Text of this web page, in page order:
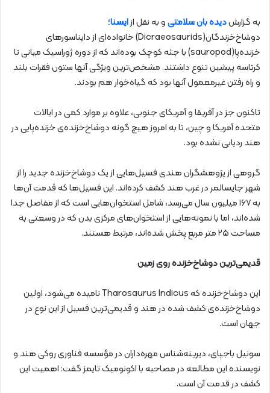
به گزارشدیده بان سلامتیو به نقل ازایسنا؛
دوشاخ‌خزندگان(Dicraeosaurids) خانواده‌ای از دایناسورهای
خزنده‌پا(sauropod) با جثه کوچک بوده‌اند که از دوره ژوراسیک میانی تا
کرتاسه پیشین تنوع داشتند. مشخص‌ترین ویژگی آنها ستون فقرات بلند
و راه رفتن غیرمعمول آنها بود که گیاه‌خوار هم بودند.
تاکنون جز در آفریقا و آمریکای جنوبی، علاوه بر موارد کمی در ایالات
متحده آمریکا و چین، تا به امروز هیچ گونه دوشاخ‌خزنده‌ی خزنده‌پایی در
هند ردیابی نشده بود.
گروهی از پژوهشگران هندی فسیل‌هایی از یک دوشاخ‌خزنده‌ جدید را از
شهر جایسالمر در غرب هند کشف کرده‌اند. این فسیل‌ها که قدمت آن‌ها
به ۱۶۷ میلیون سال می‌رسد، شامل استخوان‌هایی است که از مفاصل جدا
شده‌اند، اما با نمونه‌هایی از استخوان‌های مرکزی بدن که در وسعتی به
مساحت ۲۵ متر مربع پخش شده‌اند، مرتبط هستند.
قدیمی‌ترین دوشاخ‌خزنده‌ روی زمین
این دوشاخ‌خزنده‌ که Tharosaurus Indicus نامیده می‌شود، اولین
دوشاخ‌خزنده‌ی کشف شده در هند و قدیمی‌ترین فسیل از این نوع در
جهان است.
سونیل باجپای، دیرینه‌شناس مهره‌داران در مؤسسه فناوری روکی هند و
نویسنده این مطالعه در مصاحبه با اکونومیک تایمز گفت: اهمیت این
کشف در قدمت آن است.